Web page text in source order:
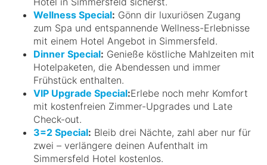
Wellness Special: Gönn dir luxuriösen Zugang
zum Spa und entspannende Wellness-Erlebnisse
mit einem Hotel Angebot in Simmersfeld.
Dinner Special: Genieße köstliche Mahlzeiten mit
Hotelpaketen, die Abendessen und immer
Frühstück enthalten.
VIP Upgrade Special:Erlebe noch mehr Komfort
mit kostenfreien Zimmer-Upgrades und Late
Check-out.
3=2 Special: Bleib drei Nächte, zahl aber nur für
zwei – verlängere deinen Aufenthalt im
Simmersfeld Hotel kostenlos.